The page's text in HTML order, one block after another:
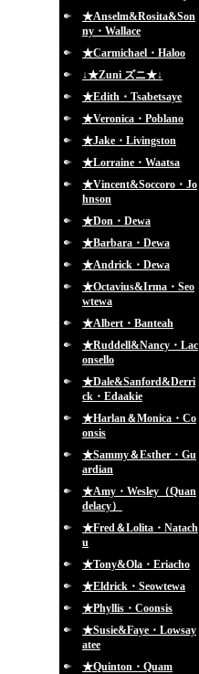
★Anselm&Rosita&Son
ny・Wallace
★Carmichael・Haloo
↓★Zuni ズニ★↓
★Edith・Tsabetsaye
★Veronica・Poblano
★Jake・Livingston
★Lorraine・Waatsa
★Vincent&Soccoro・Jo
hnson
★Don・Dewa
★Barbara・Dewa
★Andrick・Dewa
★Octavius&Irma・Seo
wtewa
★Albert・Banteah
★Ruddell&Nancy・Lac
onsello
★Dale&Sanford&Derri
ck・Edaakie
★Harlan＆Monica・Co
onsis
★Sammy＆Esther・Gu
ardian
★Amy・Wesley（Quan
delacy）
★Fred＆Lolita・Natach
u
★Tony&Ola・Eriacho
★Eldrick・Seowtewa
★Phyllis・Coonsis
★Susie&Faye・Lowsay
atee
★Quinton・Quam